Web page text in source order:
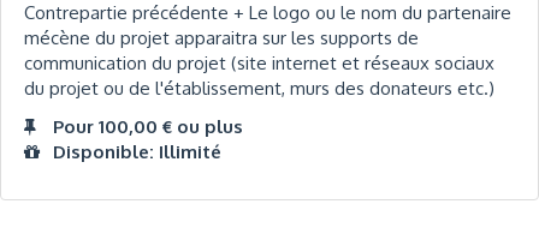
Contrepartie précédente + Le logo ou le nom du partenaire
mécène du projet apparaitra sur les supports de
communication du projet (site internet et réseaux sociaux
du projet ou de l'établissement, murs des donateurs etc.)
Pour 100,00 € ou plus
Disponible: Illimité